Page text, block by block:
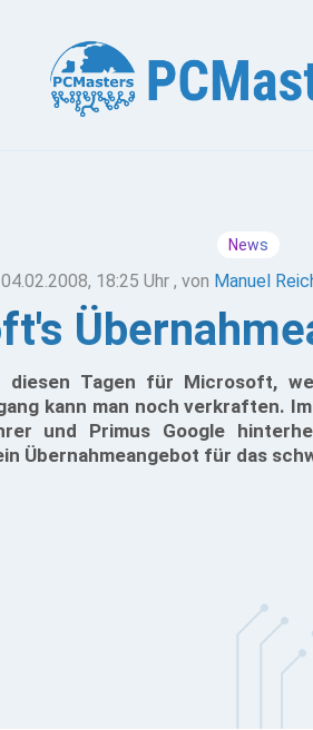
News
04.02.2008, 18:25 Uhr , von Manuel
Tagen für Microsoft,
kann man noch verkraften.
und Primus Google
Übernahmeangebot für das